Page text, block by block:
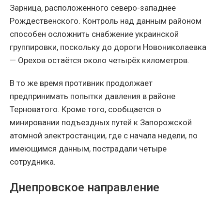
Зарница, расположенного северо-западнее
Рождественского. Контроль над данным районом
способен осложнить снабжение украинской
группировки, поскольку до дороги Новониколаевка
— Орехов остаётся около четырёх километров.
В то же время противник продолжает
предпринимать попытки давления в районе
Терноватого. Кроме того, сообщается о
минировании подъездных путей к Запорожской
атомной электростанции, где с начала недели, по
имеющимся данным, пострадали четыре
сотрудника.
Днепровское направление